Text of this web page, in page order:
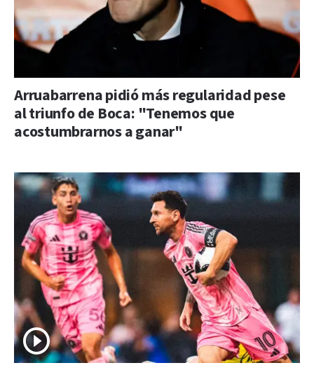
Arruabarrena pidió más regularidad pese
al triunfo de Boca: "Tenemos que
acostumbrarnos a ganar"